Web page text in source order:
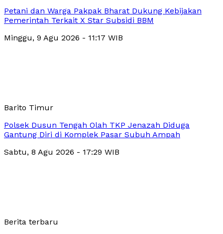
Petani dan Warga Pakpak Bharat Dukung Kebijakan
Pemerintah Terkait X Star Subsidi BBM
Minggu, 9 Agu 2026 - 11:17 WIB
Barito Timur
Polsek Dusun Tengah Olah TKP Jenazah Diduga
Gantung Diri di Komplek Pasar Subuh Ampah
Sabtu, 8 Agu 2026 - 17:29 WIB
Berita terbaru